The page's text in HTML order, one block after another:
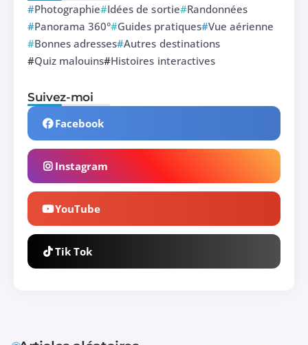
Photographie Idées de sortie Randonnées
Panorama 360° Guides pratiques Vue aérienne
Bonnes adresses Autres destinations
Quiz malouins Histoires interactives
Suivez-moi
Facebook
Instagram
YouTube
Tik Tok